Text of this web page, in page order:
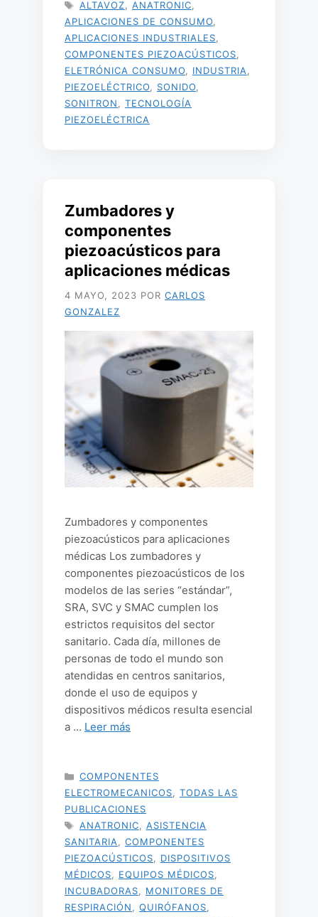
ETIQUETAS
ALTAVOZ ANATRONIC
APLICACIONES DE CONSUMO
APLICACIONES INDUSTRIALES
COMPONENTES PIEZOACÚSTICOS
ELETRÓNICA CONSUMO
INDUSTRIA
PIEZOELÉCTRICO
SONIDO
SONITRON
TECNOLOGÍA
PIEZOELÉCTRICA
Zumbadores y
componentes
piezoacústicos para
aplicaciones médicas
4 MAYO, 2023 POR CARLOS
GONZALEZ
Zumbadores y componentes
piezoacústicos para aplicaciones
médicas Los zumbadores y
componentes piezoacústicos de los
modelos de las series “estándar”,
SRA, SVC y SMAC cumplen los
estrictos requisitos del sector
sanitario. Cada día, millones de
personas de todo el mundo son
atendidas en centros sanitarios,
donde el uso de equipos y
dispositivos médicos resulta esencial
a … Leer más
CATEGORÍAS
COMPONENTES
ELECTROMECANICOS
TODAS LAS
PUBLICACIONES
ETIQUETAS
ANATRONIC
ASISTENCIA
SANITARIA
COMPONENTES
PIEZOACÚSTICOS
DISPOSITIVOS
MÉDICOS
EQUIPOS MÉDICOS
INCUBADORAS
MONITORES DE
RESPIRACIÓN
QUIRÓFANOS